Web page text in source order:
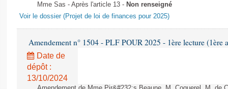
Mme Sas - Après l'article 13 - Non renseigné
Voir le dossier (Projet de loi de finances pour 2025)
Amendement n° 1504 - PLF POUR 2025 - 1ère lecture (1ère
Date de
dépôt :
13/10/2024